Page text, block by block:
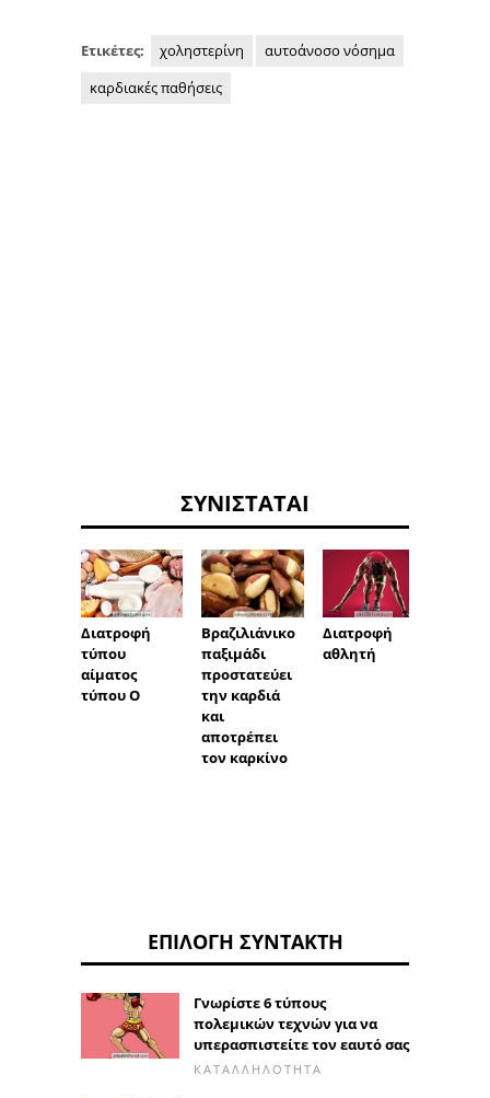
Ετικέτες: χοληστερίνη
αυτοάνοσο νόσημα
καρδιακές παθήσεις
ΣΥΝΙΣΤΆΤΑΙ
Διατροφή
τύπου
αίματος
τύπου Ο
Βραζιλιάνικο
παξιμάδι
προστατεύει
την καρδιά
και
αποτρέπει
τον καρκίνο
Διατροφή
αθλητή
ΕΠΙΛΟΓΉ ΣΥΝΤΆΚΤΗ
Γνωρίστε 6 τύπους
πολεμικών τεχνών για να
υπερασπιστείτε τον εαυτό σας
ΚΑΤΑΛΛΗΛΌΤΗΤΑ